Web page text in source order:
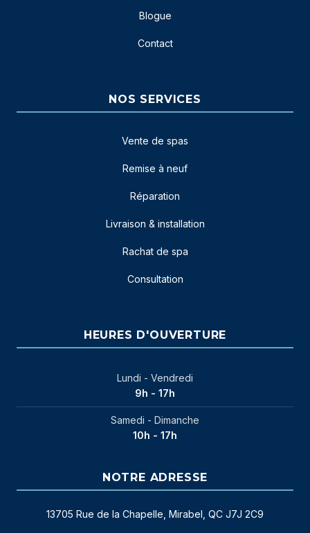
Blogue
Contact
NOS SERVICES
Vente de spas
Remise à neuf
Réparation
Livraison & installation
Rachat de spa
Consultation
HEURES D'OUVERTURE
Lundi - Vendredi
9h - 17h
Samedi - Dimanche
10h - 17h
NOTRE ADRESSE
13705 Rue de la Chapelle, Mirabel, QC J7J 2C9